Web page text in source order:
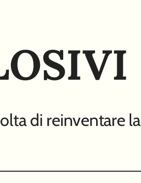
di reinventare la